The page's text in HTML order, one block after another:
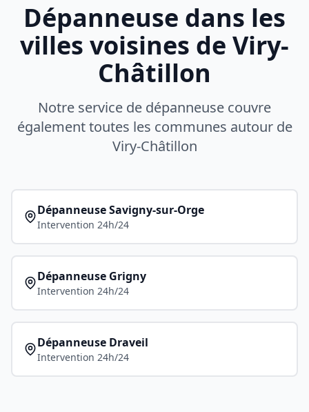
Dépanneuse dans les
villes voisines de Viry-
Châtillon
Notre service de dépanneuse couvre
également toutes les communes autour de
Viry-Châtillon
DépanneuseSavigny-sur-Orge
Intervention 24h/24
Dépanneuse Grigny
Intervention 24h/24
Dépanneuse Draveil
Intervention 24h/24